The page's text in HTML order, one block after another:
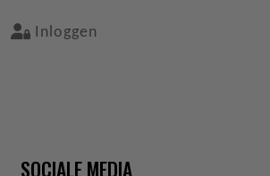
Inloggen
SOCIALE MEDIA